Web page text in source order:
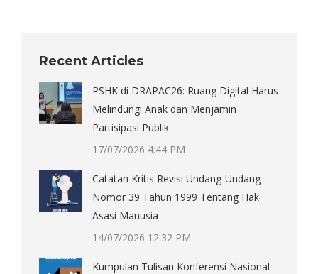
Recent Articles
PSHK di DRAPAC26: Ruang Digital Harus
Melindungi Anak dan Menjamin
Partisipasi Publik
17/07/2026 4:44 PM
Catatan Kritis Revisi Undang-Undang
Nomor 39 Tahun 1999 Tentang Hak
Asasi Manusia
14/07/2026 12:32 PM
Kumpulan Tulisan Konferensi Nasional